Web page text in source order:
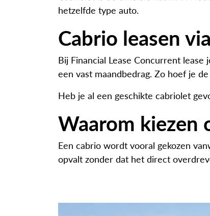
hetzelfde type auto.
Cabrio leasen
Bij Financial Lease Concurrent
een vast maandbedrag. Zo hoef je
Heb je al een geschikte cabriolet
Waarom kiezen
Een cabrio wordt vooral gekozen
opvalt zonder dat het direct